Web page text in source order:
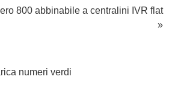
800 abbinabile a centralini IVR flat
»
numeri verdi